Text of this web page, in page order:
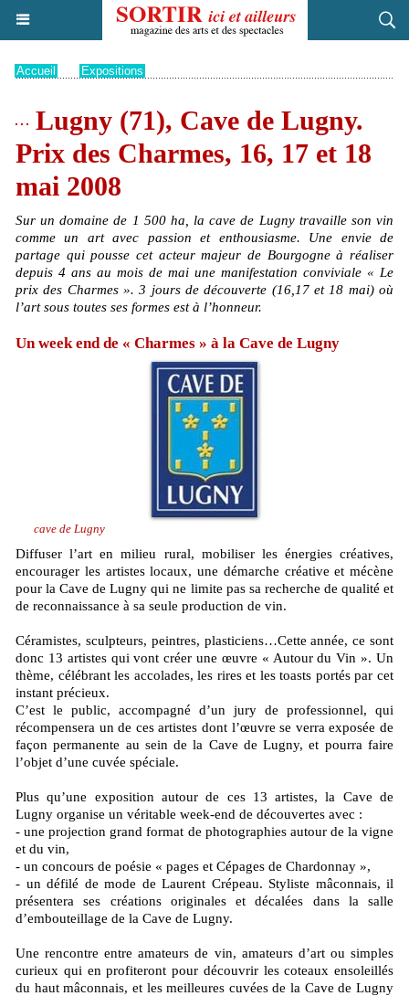
Accueil Expositions
Lugny (71), Cave de Lugny.
Prix des Charmes, 16, 17 et 18
mai 2008
Sur un domaine de 1 500 ha, la cave de Lugny travaille son vin
comme un art avec passion et enthousiasme. Une envie de
partage qui pousse cet acteur majeur de Bourgogne à réaliser
depuis 4 ans au mois de mai une manifestation conviviale « Le
prix des Charmes ». 3 jours de découverte (16,17 et 18 mai) où
l’art sous toutes ses formes est à l’honneur.
Un week end de « Charmes » à la Cave de Lugny
cave de Lugny
Diffuser l’art en milieu rural, mobiliser les énergies créatives,
encourager les artistes locaux, une démarche créative et mécène
pour la Cave de Lugny qui ne limite pas sa recherche de qualité et
de reconnaissance à sa seule production de vin.
Céramistes, sculpteurs, peintres, plasticiens…Cette année, ce sont
donc 13 artistes qui vont créer une œuvre « Autour du Vin ». Un
thème, célébrant les accolades, les rires et les toasts portés par cet
instant précieux.
C’est le public, accompagné d’un jury de professionnel, qui
récompensera un de ces artistes dont l’œuvre se verra exposée de
façon permanente au sein de la Cave de Lugny, et pourra faire
l’objet d’une cuvée spéciale.
Plus qu’une exposition autour de ces 13 artistes, la Cave de
Lugny organise un véritable week-end de découvertes avec :
- une projection grand format de photographies autour de la vigne
et du vin,
- un concours de poésie « pages et Cépages de Chardonnay »,
- un défilé de mode de Laurent Crépeau. Styliste mâconnais, il
présentera ses créations originales et décalées dans la salle
d’embouteillage de la Cave de Lugny.
Une rencontre entre amateurs de vin, amateurs d’art ou simples
curieux qui en profiteront pour découvrir les coteaux ensoleillés
du haut mâconnais, et les meilleures cuvées de la Cave de Lugny